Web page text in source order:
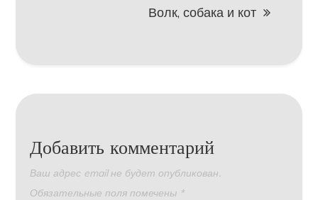
Волк, собака и кот
Добавить комментарий
Ваш адрес email не будет опубликован.
Обязательные поля помечены *